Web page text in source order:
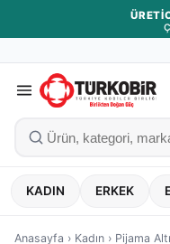
KADIN ERKEK
Anasayfa › Kadın › Pijama Altı